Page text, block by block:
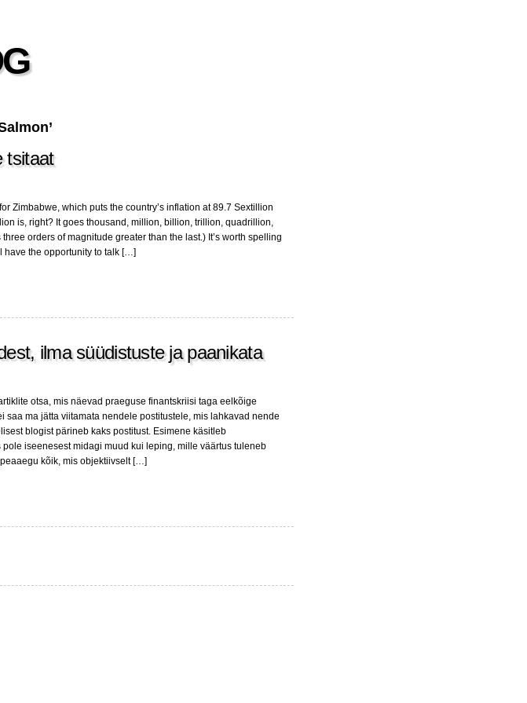
tsitaat
Zimbabwe, which puts the country’s inflation at 89.7 Sextillion
is, right? It goes thousand, million, billion, trillion, quadrillion,
orders of magnitude greater than the last.) It’s worth spelling
have the opportunity to talk […]
ilma süüdistuste ja paanikata
otsa, mis näevad praeguse finantskriisi taga eelkõige
saa ma jätta viitamata nendele postitustele, mis lahkavad nende
blogist pärineb kaks postitust. Esimene käsitleb
iseenesest midagi muud kui leping, mille väärtus tuleneb
kõik, mis objektiivselt […]